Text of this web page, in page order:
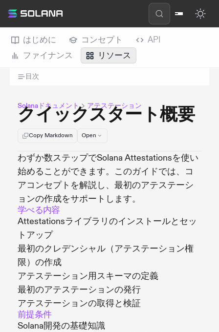
はじめに コンセプト
API
ファイナンス
リソース
目次
Solanaドキュメント アテステーション
クイックスタート概要
Copy Markdown Open
わずか数ステップでSolana Attestationsを使い
始めることができます。このガイドでは、コ
アコンセプトを解説し、最初のアテステーシ
ョンの作成をサポートします。
学べる内容
Attestationsライブラリのインストールとセッ
トアップ
最初のクレデンシャル（アテステーション権
限）の作成
アテステーション用スキーマの定義
最初のアテステーションの発行
アテステーションの取得と検証
前提条件
Solana開発の基礎知識